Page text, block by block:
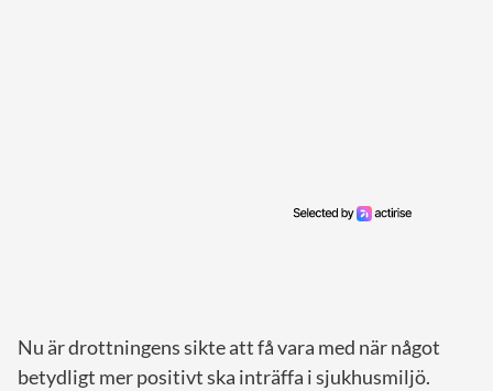
Nu är drottningens sikte att få vara med när något
betydligt mer positivt ska inträffa i sjukhusmiljö.